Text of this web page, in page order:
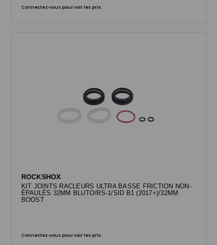
Connectez-vous pour voir les prix.
ROCKSHOX
KIT JOINTS RACLEURS ULTRA BASSE FRICTION NON-
ÉPAULÉS 32MM BLUTO/RS-1/SID B1 (2017+)/32MM
BOOST
Connectez-vous pour voir les prix.